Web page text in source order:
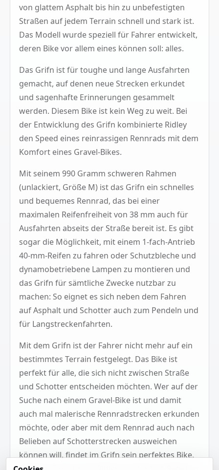
von glattem Asphalt bis hin zu unbefestigten
Straßen auf jedem Terrain schnell und stark ist.
Das Modell wurde speziell für Fahrer entwickelt,
deren Bike vor allem eines können soll: alles.
Das Grifn ist für toughe und lange Ausfahrten
gemacht, auf denen neue Strecken erkundet
und sagenhafte Erinnerungen gesammelt
werden. Diesem Bike ist kein Weg zu weit. Bei
der Entwicklung des Grifn kombinierte Ridley
den Speed eines reinrassigen Rennrads mit dem
Komfort eines Gravel-Bikes.
Mit seinem 990 Gramm schweren Rahmen
(unlackiert, Größe M) ist das Grifn ein schnelles
und bequemes Rennrad, das bei einer
maximalen Reifenfreiheit von 38 mm auch für
Ausfahrten abseits der Straße bereit ist. Es gibt
sogar die Möglichkeit, mit einem 1-fach-Antrieb
40-mm-Reifen zu fahren oder Schutzbleche und
dynamobetriebene Lampen zu montieren und
das Grifn für sämtliche Zwecke nutzbar zu
machen: So eignet es sich neben dem Fahren
auf Asphalt und Schotter auch zum Pendeln und
für Langstreckenfahrten.
Mit dem Grifn ist der Fahrer nicht mehr auf ein
bestimmtes Terrain festgelegt. Das Bike ist
perfekt für alle, die sich nicht zwischen Straße
und Schotter entscheiden möchten. Wer auf der
Suche nach einem Gravel-Bike ist und damit
auch mal malerische Rennradstrecken erkunden
möchte, oder aber mit dem Rennrad auch nach
Belieben auf Schotterstrecken ausweichen
können will, findet im Grifn sein perfektes Bike.